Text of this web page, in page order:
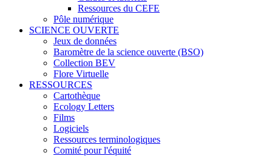
Ressources du CEFE
Pôle numérique
SCIENCE OUVERTE
Jeux de données
Baromètre de la science ouverte (BSO)
Collection BEV
Flore Virtuelle
RESSOURCES
Cartothèque
Ecology Letters
Films
Logiciels
Ressources terminologiques
Comité pour l'équité